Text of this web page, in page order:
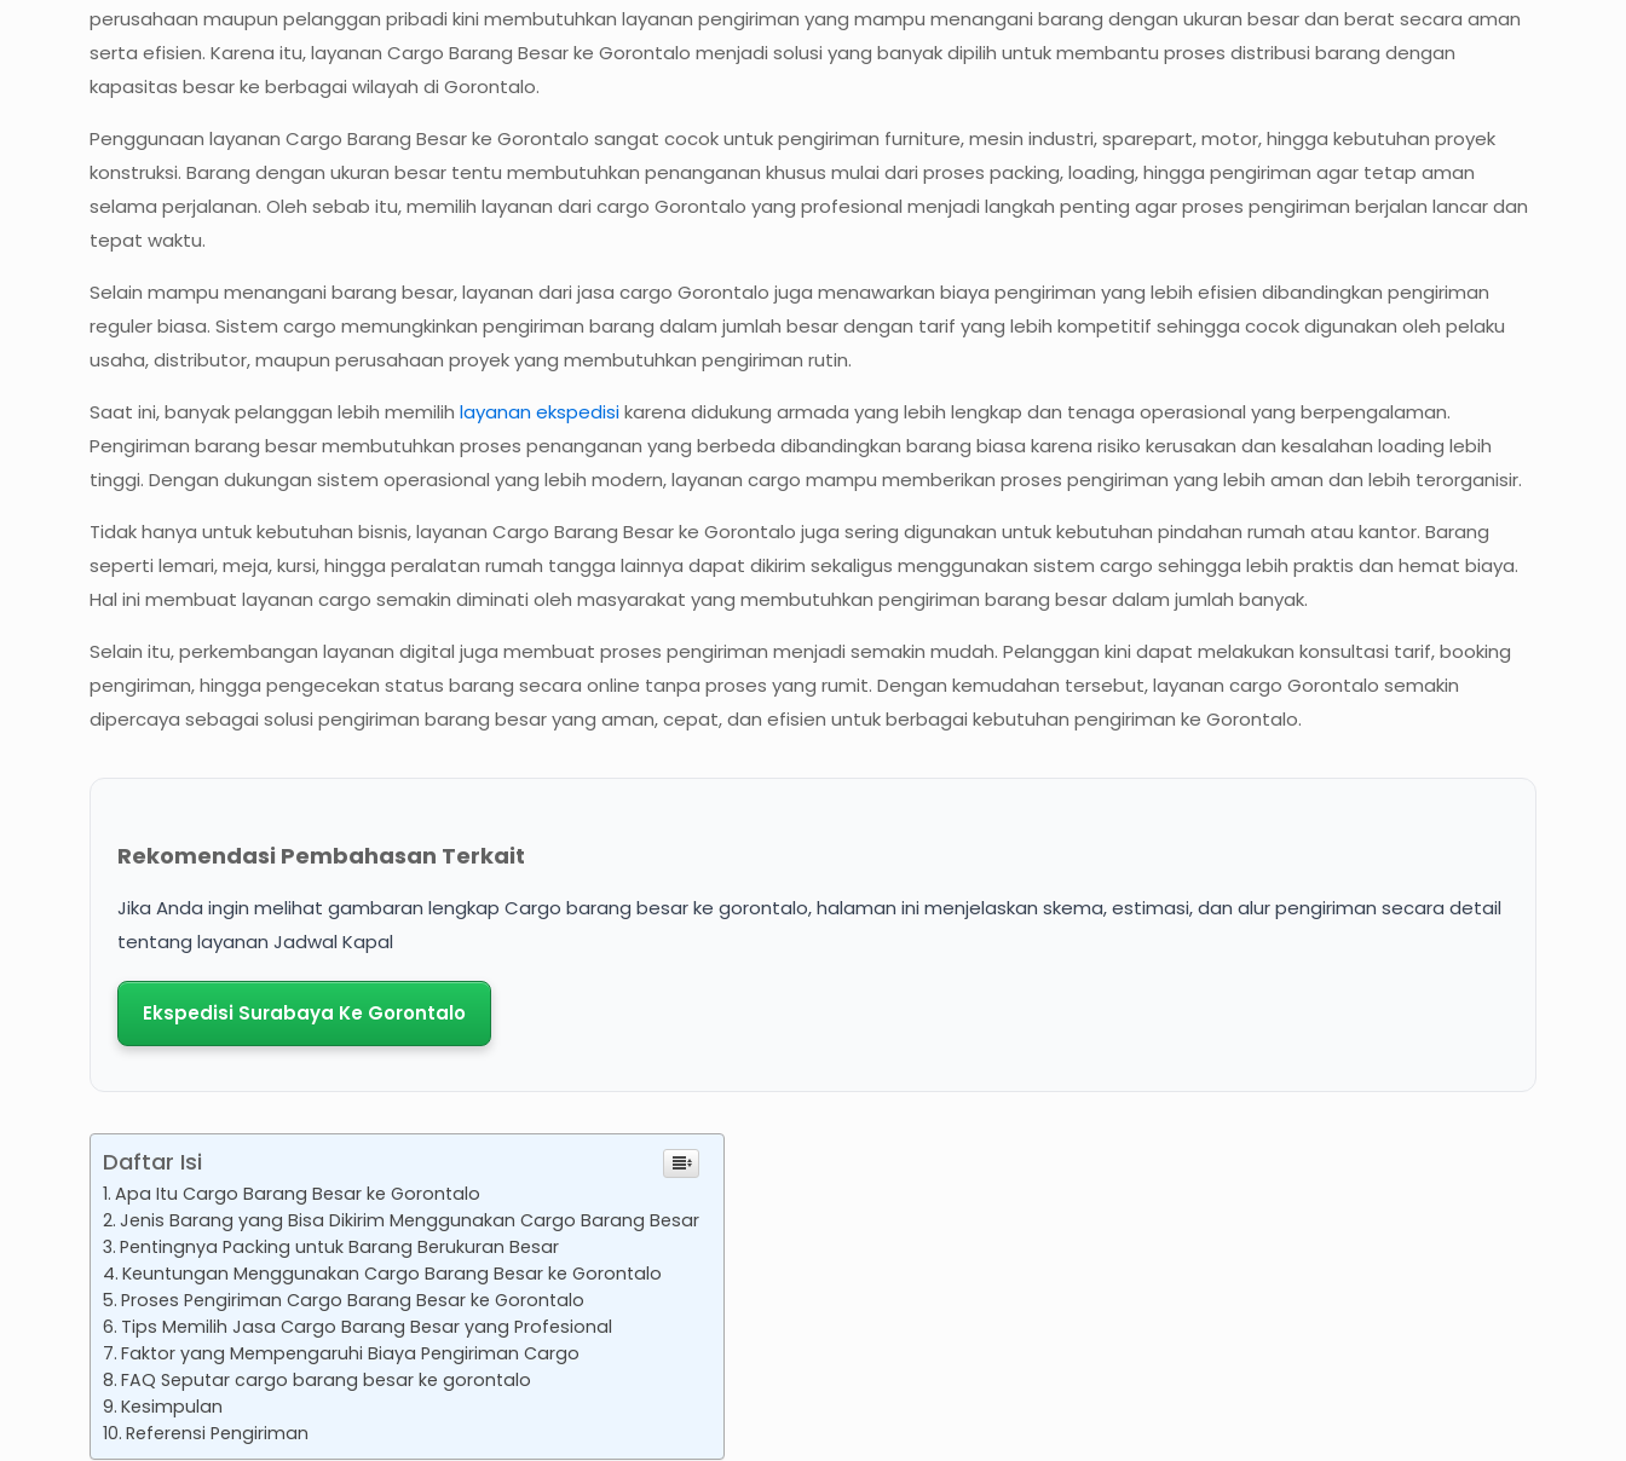
perusahaan maupun pelanggan pribadi kini membutuhkan layanan pengiriman yang mampu menangani barang dengan ukuran besar dan berat secara aman
serta efisien. Karena itu, layanan Cargo Barang Besar ke Gorontalo menjadi solusi yang banyak dipilih untuk membantu proses distribusi barang dengan
kapasitas besar ke berbagai wilayah di Gorontalo.
Penggunaan layanan Cargo Barang Besar ke Gorontalo sangat cocok untuk pengiriman furniture, mesin industri, sparepart, motor, hingga kebutuhan proyek
konstruksi. Barang dengan ukuran besar tentu membutuhkan penanganan khusus mulai dari proses packing, loading, hingga pengiriman agar tetap aman
selama perjalanan. Oleh sebab itu, memilih layanan dari cargo Gorontalo yang profesional menjadi langkah penting agar proses pengiriman berjalan lancar dan
tepat waktu.
Selain mampu menangani barang besar, layanan dari jasa cargo Gorontalo juga menawarkan biaya pengiriman yang lebih efisien dibandingkan pengiriman
reguler biasa. Sistem cargo memungkinkan pengiriman barang dalam jumlah besar dengan tarif yang lebih kompetitif sehingga cocok digunakan oleh pelaku
usaha, distributor, maupun perusahaan proyek yang membutuhkan pengiriman rutin.
Saat ini, banyak pelanggan lebih memilihlayanan ekspedisikarena didukung armada yang lebih lengkap dan tenaga operasional yang berpengalaman.
Pengiriman barang besar membutuhkan proses penanganan yang berbeda dibandingkan barang biasa karena risiko kerusakan dan kesalahan loading lebih
tinggi. Dengan dukungan sistem operasional yang lebih modern, layanan cargo mampu memberikan proses pengiriman yang lebih aman dan lebih terorganisir.
Tidak hanya untuk kebutuhan bisnis, layanan Cargo Barang Besar ke Gorontalo juga sering digunakan untuk kebutuhan pindahan rumah atau kantor. Barang
seperti lemari, meja, kursi, hingga peralatan rumah tangga lainnya dapat dikirim sekaligus menggunakan sistem cargo sehingga lebih praktis dan hemat biaya.
Hal ini membuat layanan cargo semakin diminati oleh masyarakat yang membutuhkan pengiriman barang besar dalam jumlah banyak.
Selain itu, perkembangan layanan digital juga membuat proses pengiriman menjadi semakin mudah. Pelanggan kini dapat melakukan konsultasi tarif, booking
pengiriman, hingga pengecekan status barang secara online tanpa proses yang rumit. Dengan kemudahan tersebut, layanan cargo Gorontalo semakin
dipercaya sebagai solusi pengiriman barang besar yang aman, cepat, dan efisien untuk berbagai kebutuhan pengiriman ke Gorontalo.
Rekomendasi Pembahasan Terkait
Jika Anda ingin melihat gambaran lengkap Cargo barang besar ke gorontalo, halaman ini menjelaskan skema, estimasi, dan alur pengiriman secara detail
tentang layanan Jadwal Kapal
Ekspedisi Surabaya Ke Gorontalo
Daftar Isi
Apa Itu Cargo Barang Besar ke Gorontalo
Jenis Barang yang Bisa Dikirim Menggunakan Cargo Barang Besar
Pentingnya Packing untuk Barang Berukuran Besar
Keuntungan Menggunakan Cargo Barang Besar ke Gorontalo
Proses Pengiriman Cargo Barang Besar ke Gorontalo
Tips Memilih Jasa Cargo Barang Besar yang Profesional
Faktor yang Mempengaruhi Biaya Pengiriman Cargo
FAQ Seputar cargo barang besar ke gorontalo
Kesimpulan
Referensi Pengiriman